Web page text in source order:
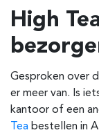
High
Gesproken over
er meer van. Is
kantoor of een
Tea bestellen in